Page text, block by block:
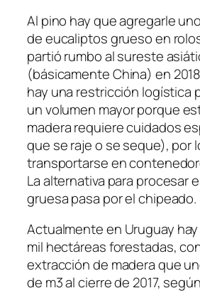
Al pino hay que agregarle
de eucaliptos grueso en
partió rumbo al sureste
(básicamente China) en
hay una restricción logística
un volumen mayor porque
madera requiere cuidados
que se raje o se seque), por
transportarse en
La alternativa para procesar
gruesa pasa por el chipeado.
Actualmente en Uruguay
mil hectáreas forestadas,
extracción de madera que
de m3 al cierre de 2017,